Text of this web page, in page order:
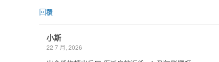
回覆
小斯
22 7 月, 2026